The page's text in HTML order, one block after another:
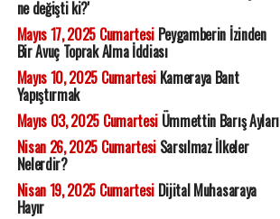
ne değişti ki?'
Mayıs 17, 2025 CumartesiPeygamberin İzinden
Bir Avuç Toprak Alma İddiası
Mayıs 10, 2025 CumartesiKameraya Bant
Yapıştırmak
Mayıs 03, 2025 CumartesiÜmmettin Barış Ayları
Nisan 26, 2025 CumartesiSarsılmaz İlkeler
Nelerdir?
Nisan 19, 2025 CumartesiDijital Muhasaraya
Hayır